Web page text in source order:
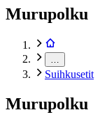
Murupolku
Suihkusetit
Murupolku